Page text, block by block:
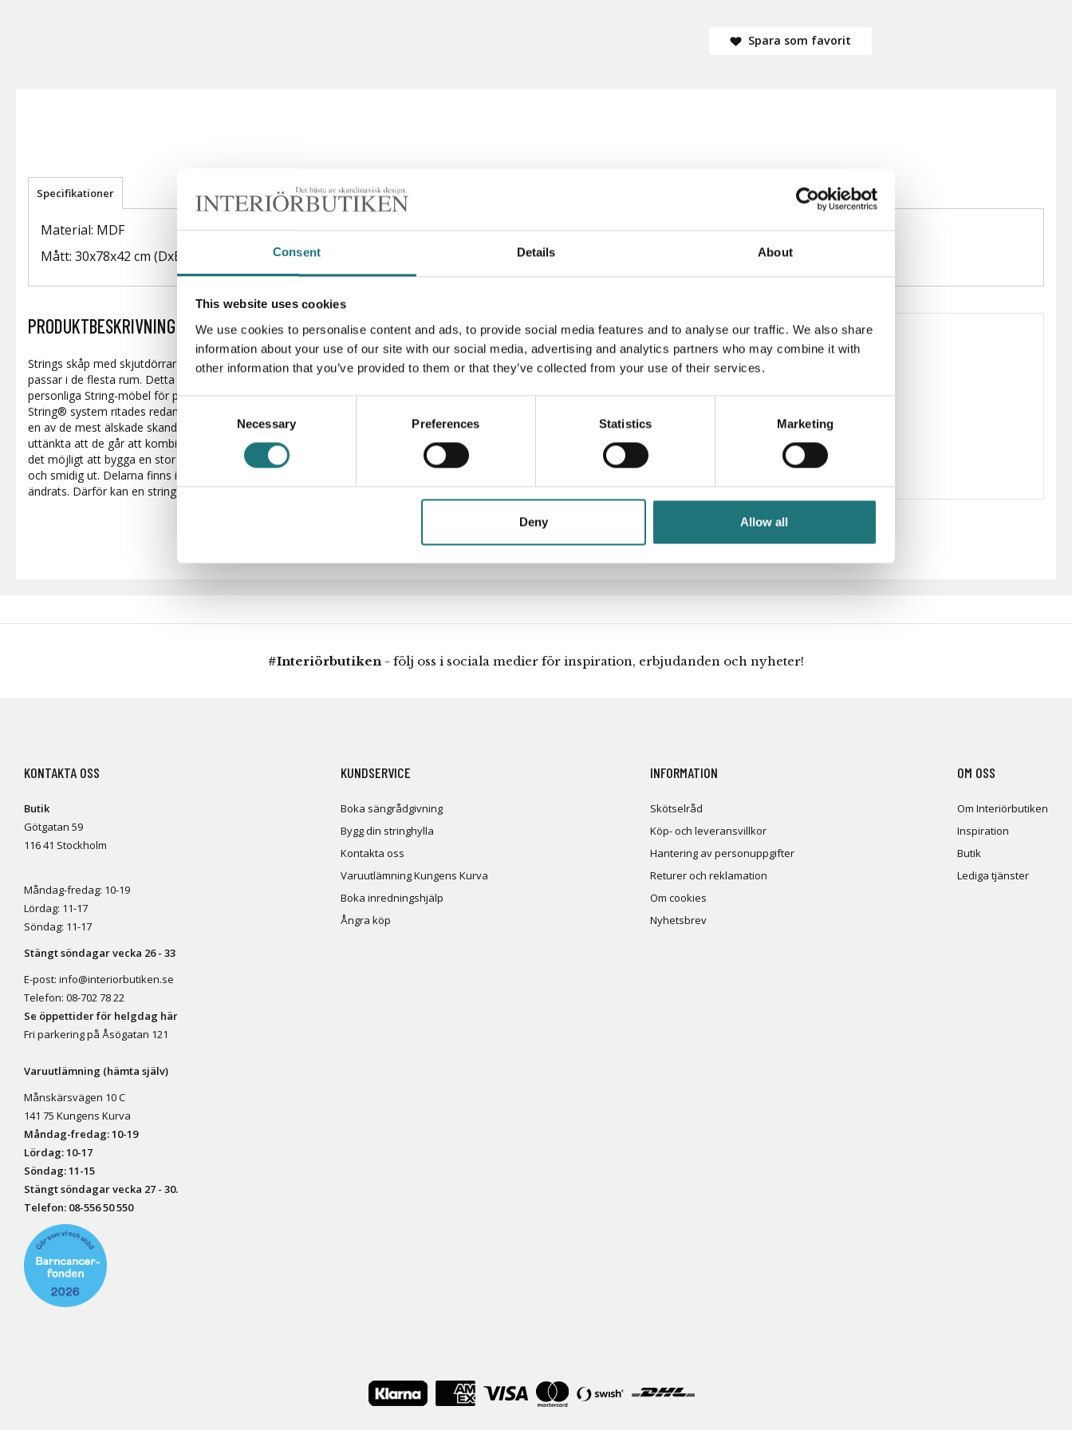
Consent Details About
This website uses cookies
We use cookies to personalise content and ads, to provide social media features and to analyse our traffic. We also share
information about your use of our site with our social media, advertising and analytics partners who may combine it with
other information that you’ve provided to them or that they’ve collected from your use of their services.
Necessary Preferences Statistics Marketing
Deny Allow all
Spara som favorit
Specifikationer
Material: MDF
Mått: 30x78x42 cm (DxBxH)
PRODUKTBESKRIVNING
Strings skåp med skjutdörrar är enkla att integrera med övriga delar i hyllsystemet och
passar i de flesta rum. Detta skåp passar gavlar med djup 30 cm. Skapa din egen
personliga String-möbel för praktisk förvaring och snygg design.
String® system ritades redan 1949. På 60 år har det förvandlats från banbrytande idé till
en av de mest älskade skandinaviska designklassikerna. Systemets delar är så väl
uttänkta att de går att kombinera nästan hur som helst. De luftigt smäckra gavlarna gör
det möjligt att bygga en stor hylla som sväljer hur mycket som helst, och ändå se lätt
och smidig ut. Delarna finns i en mängd färger och material. Men måtten har aldrig
ändrats. Därför kan en string® alltid byggas om, förnyas och förändras.
Artikelnummer
24-0698-3137-366
Designer
Nils Strinning
#Interiörbutiken- följ oss i sociala medier för inspiration, erbjudanden och nyheter!
KONTAKTA OSS
Butik
Götgatan 59
116 41 Stockholm
Måndag-fredag: 10-19
Lördag: 11-17
Söndag: 11-17
Stängt söndagar vecka 26 - 33
E-post: info@interiorbutiken.se
Telefon: 08-702 78 22
Se öppettider för helgdag här
Fri parkering på Åsögatan 121
Varuutlämning (hämta själv)
Månskärsvägen 10 C
141 75 Kungens Kurva
Måndag-fredag: 10-19
Lördag: 10-17
Söndag: 11-15
Stängt söndagar vecka 27 - 30.
Telefon: 08-556 50 550
KUNDSERVICE
Boka sängrådgivning
Bygg din stringhylla
Kontakta oss
Varuutlämning Kungens Kurva
Boka inredningshjälp
Ångra köp
INFORMATION
Skötselråd
Köp- och leveransvillkor
Hantering av personuppgifter
Returer och reklamation
Om cookies
Nyhetsbrev
OM OSS
Om Interiörbutiken
Inspiration
Butik
Lediga tjänster